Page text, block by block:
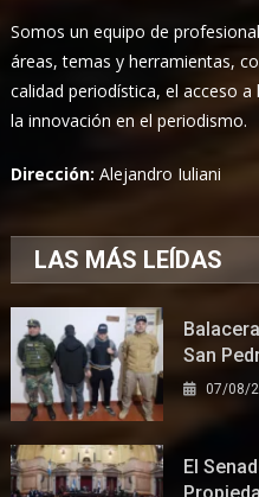
Somos un equipo de
áreas, temas y herramientas,
calidad periodística, el acceso
la innovación en el periodismo.
Dirección:Alejandro Iuliani
LAS MÁS LEÍDAS
San
07/08/
El